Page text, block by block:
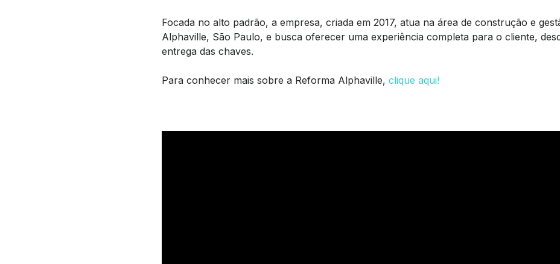
Focada no alto padrão, a empresa, criada em 2017, atua na área de construção e
Alphaville, São Paulo, e busca oferecer uma experiência completa para o cliente,
entrega das chaves.
Para conhecer mais sobre a Reforma Alphaville, clique aqui!